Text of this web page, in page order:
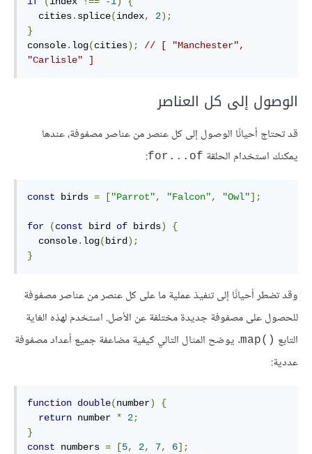
  cities
. splice(index, 2);
}
console. log(cities);
// [ "Manchester",
"Carlisle" ]
الوصول إلى كل العناصر
قد تحتاج أحيانًا الوصول إلى كل عنصر من عناصر مصفوفة، عندها
يمكنك استخدام الحلقة for...of
:
const birds = ["Parrot", "Falcon", "Owl"];
for (const bird of birds)
{
  console
. log(bird);
}
وقد تضطر أحيانًا إلى تنفيذ عملية ما على كل عنصر من عناصر مصفوفة
للحصول على مصفوفة جديدة مختلفة عن اﻷصل. استخدم لهذه الغاية
التابع ()map
. يوضح المثال التالي كيفية مضاعفة جميع أعداد مصفوفة
عددية:
function double(number)
{
return number * 2;
}
const numbers = [5, 2, 7, 6];